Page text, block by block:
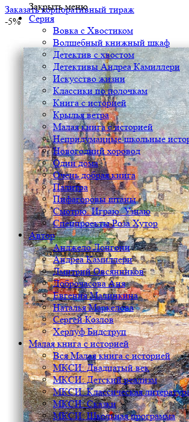
Закрыть меню
Серия
Вовка с Хвостиком
Волшебный книжный шкаф
Детектив с хвостом
Детективы Андреа Камиллери
Искусство жизни
Классики по полочкам
Книга с историей
Крылья ветра
Малая книга с историей
Непридуманные школьные
Новогодний хоровод
Один дома
Очень добрая книга
Палитра
Пифагоровы штаны
Смотрю. Играю. Узнаю
Спецпроекты Роза Хутор
Автор
Анджело Лонгони
Андреа Камиллери
Дмитрий Овсянников
Доброчасова Аня
Евгения Малинкина
Наталья Маркелова
Сергей Козлов
Херлуф Бидструп
Малая книга с историей
Вся Малая книга с историей
МКСИ: Двадцатый век
МКСИ: Детский реализм
МКСИ: Классическая
МКСИ: Сказки
МКСИ: Школьная программа
Заказать корпоративный тираж
-5%